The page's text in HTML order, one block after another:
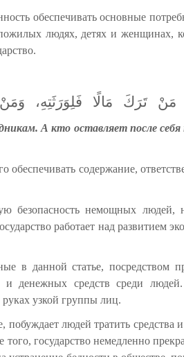
обеспечивать основные
людях, детях и женщинах,
مَنْ تَرَكَ مَالًا فَلِوَرَثَتِهِ، وَمَنْ
А кто оставляет после
обеспечивать содержание,
безопасность немощных
работает над развитием
в данной статье, посредством
и денежных средств среди
узкой группы лиц.
людей тратить средства
государство немедленно